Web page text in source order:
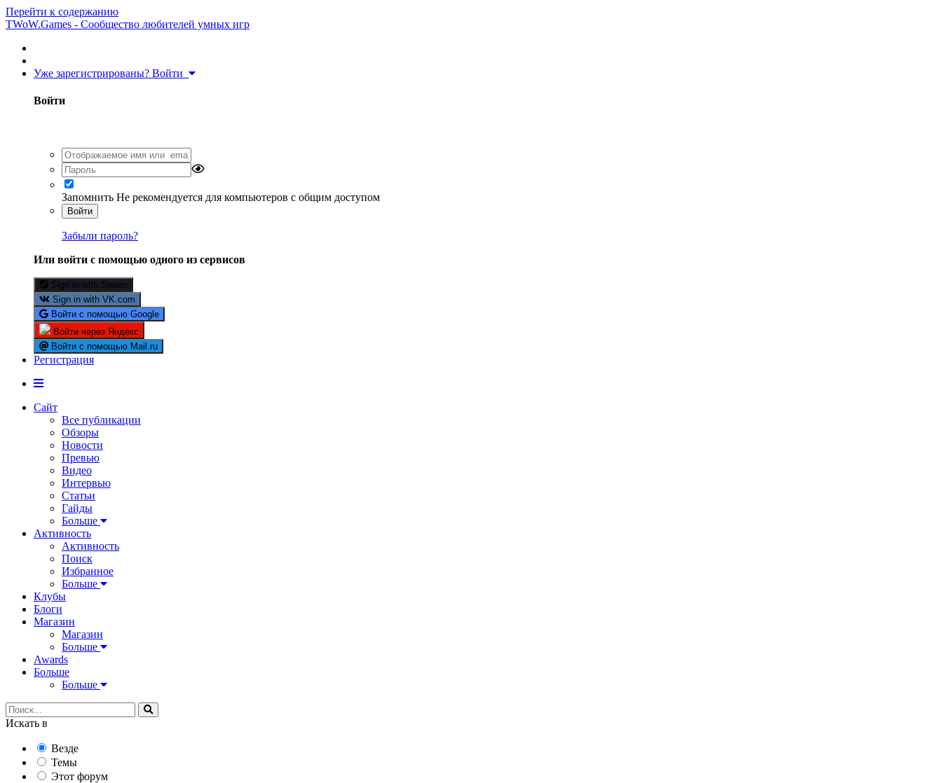
Перейти к содержанию
TWoW.Games - Сообщество любителей умных игр
Уже зарегистрированы? Войти
Войти
Запомнить Не рекомендуется для компьютеров с общим доступом
Войти
Забыли пароль?
Или войти с помощью одного из сервисов
Sign in with Steam
Sign in with VK.com
Войти с помощью Google
Войти через Яндекс
Войти с помощью Mail.ru
Регистрация
Сайт
Все публикации
Обзоры
Новости
Превью
Видео
Интервью
Статьи
Гайды
Больше
Активность
Активность
Поиск
Избранное
Больше
Клубы
Блоги
Магазин
Магазин
Больше
Awards
Больше
Больше
Искать в
Везде
Темы
Этот форум